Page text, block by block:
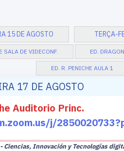
15 DE AGOSTO TERÇA-
SALA DE VIDECONF. ED.
ED. R. PENICHE AULA 1
17 DE AGOSTO
Auditorio Princ.
j/
- Ciencias, Innovación y Tecnologías